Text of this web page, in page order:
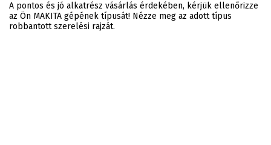
A pontos és jó alkatrész vásárlás érdekében, kérjük ellenőrizze
az Ön MAKITA gépének típusát! Nézze meg az adott típus
robbantott szerelési rajzát.